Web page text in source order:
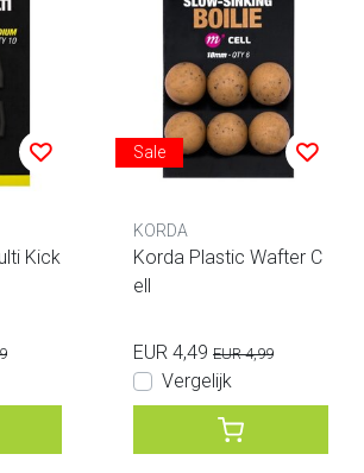
Kick
Sale
KORDA
Korda Plastic Wafter C
ell
EUR 4,49 EUR 4,99
Vergelijk